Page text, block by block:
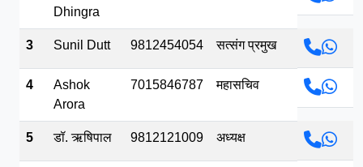
Dhingra
3 Sunil Dutt 9812454054 सत्संग प्रमुख
4
Ashok
Arora
7015846787 महासचिव
5 डॉ. ऋषिपाल 9812121009 अध्यक्ष